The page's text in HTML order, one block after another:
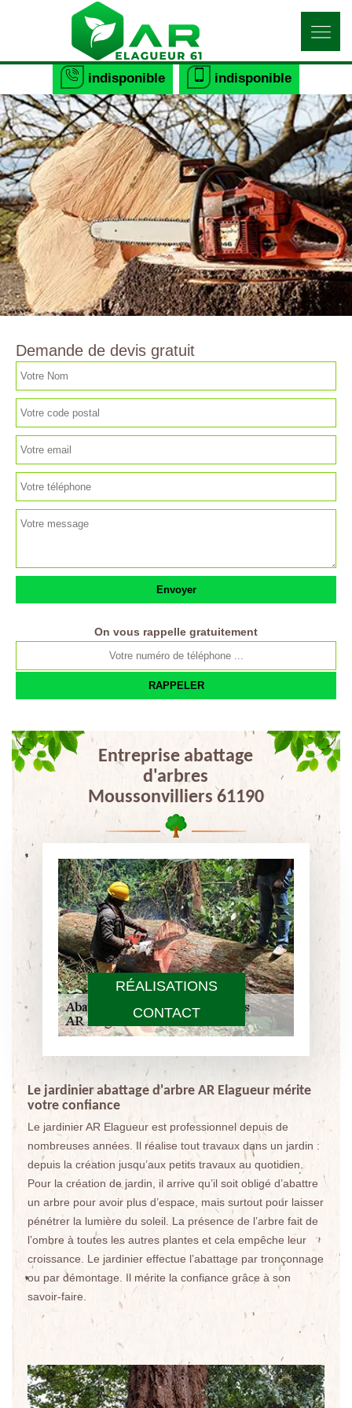
indisponible indisponible
RÉALISATIONS
CONTACT
Demande de devis gratuit
On vous rappelle gratuitement
Entreprise abattage
d'arbres
Moussonvilliers 61190
Le jardinier abattage d'arbre AR Elagueur mérite
votre confiance
Le jardinier AR Elagueur est professionnel depuis de
nombreuses années. Il réalise tout travaux dans un jardin :
depuis la création jusqu’aux petits travaux au quotidien.
Pour la création de jardin, il arrive qu’il soit obligé d’abattre
un arbre pour avoir plus d’espace, mais surtout pour laisser
pénétrer la lumière du soleil. La présence de l’arbre fait de
l’ombre à toutes les autres plantes et cela empêche leur
croissance. Le jardinier effectue l’abattage par tronçonnage
ou par démontage. Il mérite la confiance grâce à son
savoir-faire.